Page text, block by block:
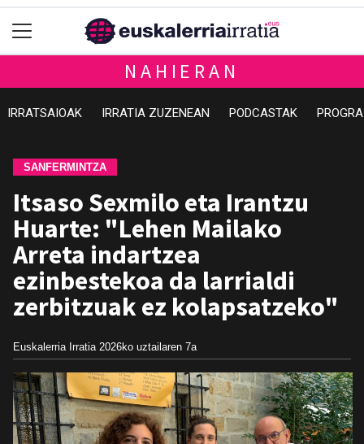
NAHIERAN
IRRATSAIOAK IRRATIA ZUZENEAN PODCASTAK
SANFERMINTZA
Itsaso Sexmilo eta Irantzu
Huarte: "Lehen Mailako
Arreta indartzea
ezinbestekoa da larrialdi
zerbitzuak ez kolapsatzeko"
Euskalerria Irratia 2026ko uztailaren 7a